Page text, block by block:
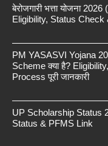
बेरोजगारी भत्ता योजना
Eligibility, Status
PM YASASVI Yojana
Scheme क्या है?
Process पूरी जानकारी
UP Scholarship Status
Status & PFMS Link